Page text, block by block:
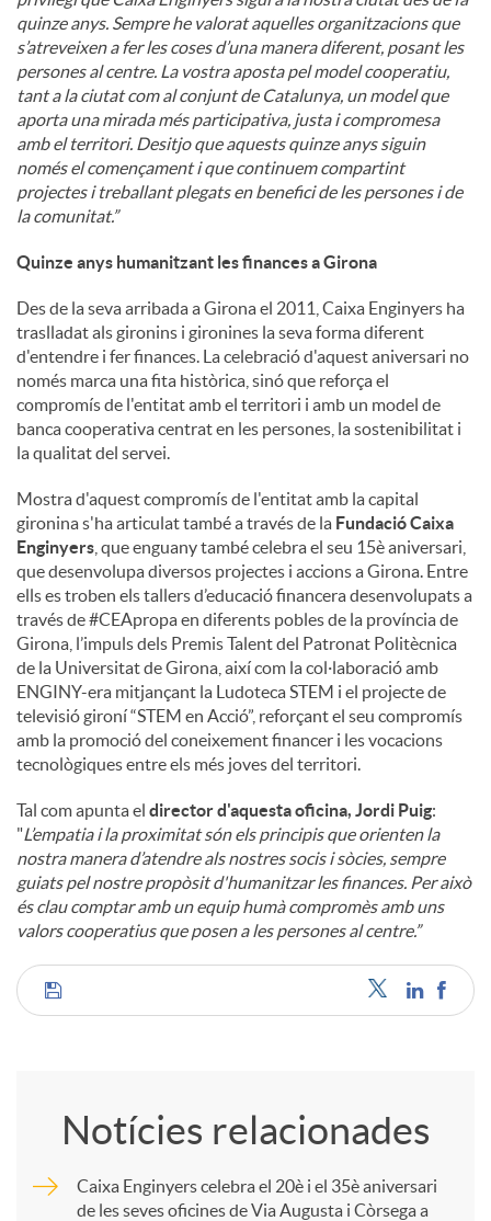
quinze anys. Sempre he valorat aquelles organitzacions que
s’atreveixen a fer les coses d’una manera diferent, posant les
persones al centre. La vostra aposta pel model cooperatiu,
tant a la ciutat com al conjunt de Catalunya, un model que
aporta una mirada més participativa, justa i compromesa
amb el territori. Desitjo que aquests quinze anys siguin
només el començament i que continuem compartint
projectes i treballant plegats en benefici de les persones i de
la comunitat.”
Quinze anys humanitzant les finances a Girona
Des de la seva arribada a Girona el 2011, Caixa Enginyers ha
traslladat als gironins i gironines la seva forma diferent
d'entendre i fer finances. La celebració d'aquest aniversari no
només marca una fita històrica, sinó que reforça el
compromís de l'entitat amb el territori i amb un model de
banca cooperativa centrat en les persones, la sostenibilitat i
la qualitat del servei.
Mostra d'aquest compromís de l'entitat amb la capital
gironina s'ha articulat també a través de la Fundació Caixa
Enginyers , que enguany també celebra el seu 15è aniversari,
que desenvolupa diversos projectes i accions a Girona. Entre
ells es troben els tallers d’educació financera desenvolupats a
través de #CEApropa en diferents pobles de la província de
Girona, l’impuls dels Premis Talent del Patronat Politècnica
de la Universitat de Girona, així com la col·laboració amb
ENGINY-era mitjançant la Ludoteca STEM i el projecte de
televisió gironí “STEM en Acció”, reforçant el seu compromís
amb la promoció del coneixement financer i les vocacions
tecnològiques entre els més joves del territori.
Tal com apunta el director d'aquesta oficina, Jordi Puig:
"L’empatia i la proximitat són els principis que orienten la
nostra manera d’atendre als nostres socis i sòcies, sempre
guiats pel nostre propòsit d'humanitzar les finances. Per això
és clau comptar amb un equip humà compromès amb uns
valors cooperatius que posen a les persones al centre.”
C
Notícies relacionades
Caixa Enginyers celebra el 20è i el 35è aniversari
de les seves oficines de Via Augusta i Còrsega a